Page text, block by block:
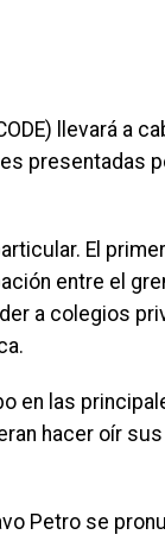
llevará a
presentadas
El
entre el
a colegios
en las
hacer oír
Petro se